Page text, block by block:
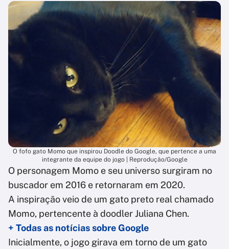
O fofo gato Momo que inspirou Doodle do Google, que pertence a uma
integrante da equipe do jogo | Reprodução/Google
O personagem Momo e seu universo surgiram no
buscador em 2016 e retornaram em 2020.
A inspiração veio de um gato preto real chamado
Momo, pertencente à doodler Juliana Chen.
+ Todas as notícias sobre Google
Inicialmente, o jogo girava em torno de um gato